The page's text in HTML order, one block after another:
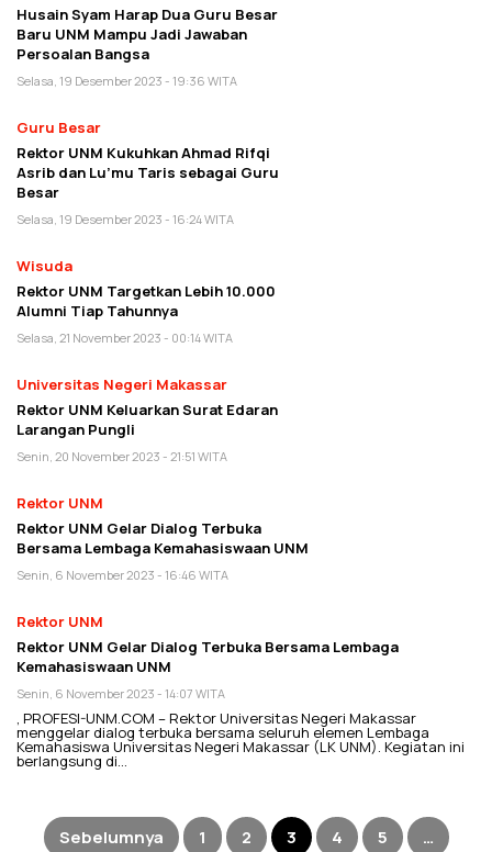
Husain Syam Harap Dua Guru Besar
Baru UNM Mampu Jadi Jawaban
Persoalan Bangsa
Selasa, 19 Desember 2023 - 19:36 WITA
Guru Besar
Rektor UNM Kukuhkan Ahmad Rifqi
Asrib dan Lu’mu Taris sebagai Guru
Besar
Selasa, 19 Desember 2023 - 16:24 WITA
Wisuda
Rektor UNM Targetkan Lebih 10.000
Alumni Tiap Tahunnya
Selasa, 21 November 2023 - 00:14 WITA
Universitas Negeri Makassar
Rektor UNM Keluarkan Surat Edaran
Larangan Pungli
Senin, 20 November 2023 - 21:51 WITA
Rektor UNM
Rektor UNM Gelar Dialog Terbuka
Bersama Lembaga Kemahasiswaan UNM
Senin, 6 November 2023 - 16:46 WITA
Rektor UNM
Rektor UNM Gelar Dialog Terbuka Bersama Lembaga
Kemahasiswaan UNM
Senin, 6 November 2023 - 14:07 WITA
, PROFESI-UNM.COM – Rektor Universitas Negeri Makassar
menggelar dialog terbuka bersama seluruh elemen Lembaga
Kemahasiswa Universitas Negeri Makassar (LK UNM). Kegiatan ini
berlangsung di…
Paginasi
pos
Sebelumnya 1 2 3 4 5 …